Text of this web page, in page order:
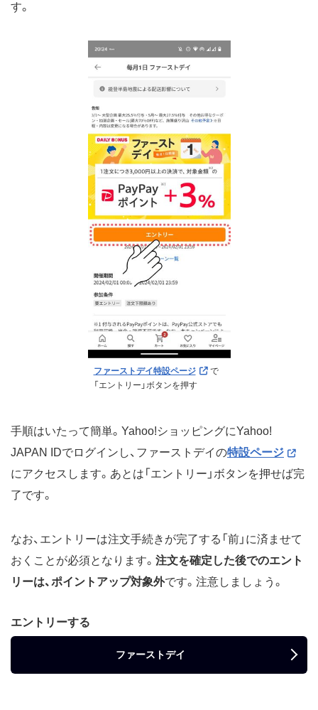
す。
ファーストデイ特設ページ
で
「エントリー」ボタンを押す
手順はいたって簡単。Yahoo!ショッピングにYahoo!
JAPAN IDでログインし、ファーストデイの特設ページ
にアクセスします。あとは「エントリー」ボタンを押せば完
了です。
なお、エントリーは注文手続きが完了する「前」に済ませて
おくことが必須となります。 注文を確定した後でのエント
リーは、ポイントアップ対象外です。注意しましょう。
エントリーする
ファーストデイ